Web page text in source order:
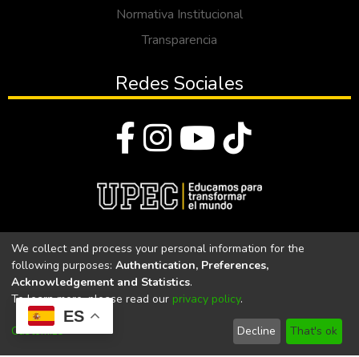
ES
Normativa Institucional
Transparencia
Redes Sociales
Universidad Politécnica Estatal del Carchi
Universidad Politécnica Estatal del Carchi | Acreditada por el
CACES Resolución N°. 160-SE-33-CACES-2020
We collect and process your personal information for the
following purposes: Authentication, Preferences,
Acknowledgement and Statistics.
To learn more, please read our privacy policy.
Customize Decline That's ok